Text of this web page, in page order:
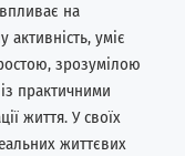
на
уміє
зрозумілою
практичними
життя. У своїх
життєвих